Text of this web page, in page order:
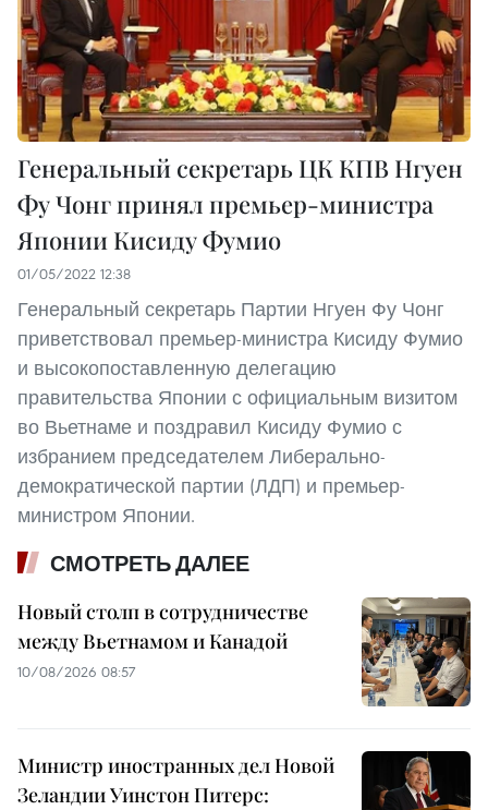
Генеральный секретарь ЦК КПВ Нгуен
Фу Чонг принял премьер-министра
Японии Кисиду Фумио
01/05/2022 12:38
Генеральный секретарь Партии Нгуен Фу Чонг
приветствовал премьер-министра Кисиду Фумио
и высокопоставленную делегацию
правительства Японии с официальным визитом
во Вьетнаме и поздравил Кисиду Фумио с
избранием председателем Либерально-
демократической партии (ЛДП) и премьер-
министром Японии.
СМОТРЕТЬ ДАЛЕЕ
Новый столп в сотрудничестве
между Вьетнамом и Канадой
10/08/2026 08:57
Министр иностранных дел Новой
Зеландии Уинстон Питерс: